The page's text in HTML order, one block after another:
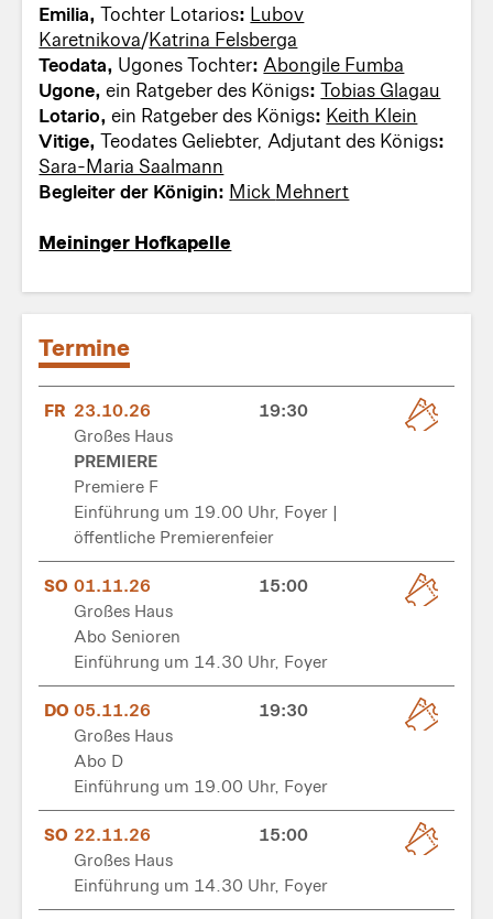
Emilia,Tochter Lotarios: Lubov
Karetnikova/Katrina Felsberga
Teodata, Ugones Tochter:Abongile Fumba
Ugone,ein Ratgeber des Königs:Tobias Glagau
Lotario,ein Ratgeber des Königs: Keith Klein
Vitige,Teodates Geliebter, Adjutant des Königs:
Sara-Maria Saalmann
Begleiter der Königin:
Mick Mehnert
Meininger Hofkapelle
Termine
FR 23.10.26
19:30
Großes Haus
PREMIERE
Premiere F
Einführung um 19.00 Uhr, Foyer |
öffentliche Premierenfeier
SO 01.11.26
15:00
Großes Haus
Abo Senioren
Einführung um 14.30 Uhr, Foyer
DO 05.11.26
19:30
Großes Haus
Abo D
Einführung um 19.00 Uhr, Foyer
SO 22.11.26
15:00
Großes Haus
Einführung um 14.30 Uhr, Foyer